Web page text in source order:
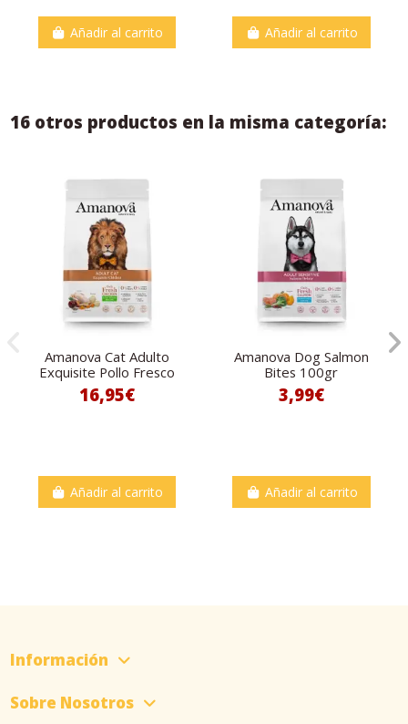
Añadir al carrito Añadir al carrito
16 otros productos en la misma categoría:
Amanova Cat Adulto
Exquisite Pollo Fresco
16,95€
Añadir al carrito
Amanova Dog Salmon
Bites 100gr
3,99€
Añadir al carrito
Información
Sobre Nosotros